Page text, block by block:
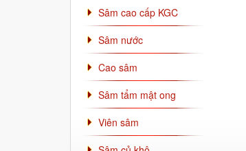
Sâm cao cấp KGC
Sâm nước
Cao sâm
Sâm tẩm mật ong
Viên sâm